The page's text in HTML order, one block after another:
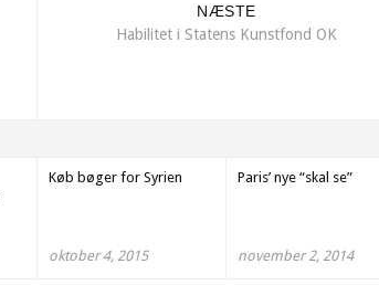
NÆSTE
Habilitet i Statens Kunstfond OK
Køb bøger for Syrien
oktober 4, 2015
Paris’ nye “skal se”
november 2, 2014